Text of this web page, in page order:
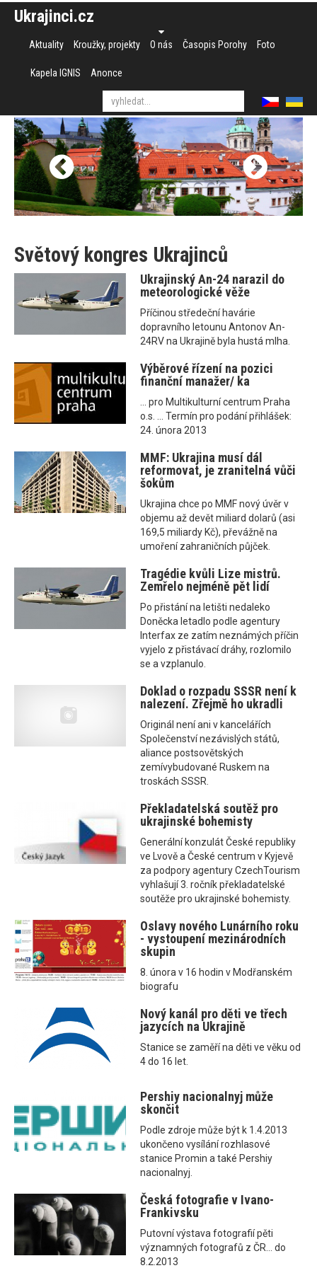
Ukrajinci.cz
Aktuality Kroužky, projekty O nás Časopis Porohy Foto
Kapela IGNIS Anonce
Světový kongres Ukrajinců
Ukrajinský An-24 narazil do
meteorologické věže
Příčinou středeční havárie
dopravního letounu Antonov An-
24RV na Ukrajině byla hustá mlha.
Výběrové řízení na pozici
finanční manažer/ ka
... pro Multikulturní centrum Praha
o.s. ... Termín pro podání přihlášek:
24. února 2013
MMF: Ukrajina musí dál
reformovat, je zranitelná vůči
šokům
Ukrajina chce po MMF nový úvěr v
objemu až devět miliard dolarů (asi
169,5 miliardy Kč), převážně na
umoření zahraničních půjček.
Tragédie kvůli Lize mistrů.
Zemřelo nejméně pět lidí
Po přistání na letišti nedaleko
Doněcka letadlo podle agentury
Interfax ze zatím neznámých příčin
vyjelo z přistávací dráhy, rozlomilo
se a vzplanulo.
Doklad o rozpadu SSSR není k
nalezení. Zřejmě ho ukradli
Originál není ani v kancelářích
Společenství nezávislých států,
aliance postsovětských
zemívybudované Ruskem na
troskách SSSR.
Překladatelská soutěž pro
ukrajinské bohemisty
Generální konzulát České republiky
ve Lvově a České centrum v Kyjevě
za podpory agentury CzechTourism
vyhlašují 3. ročník překladatelské
soutěže pro ukrajinské bohemisty.
Oslavy nového Lunárního roku
- vystoupení mezinárodních
skupin
8. února v 16 hodin v Modřanském
biografu
Nový kanál pro děti ve třech
jazycích na Ukrajině
Stanice se zaměří na děti ve věku od
4 do 16 let.
Pershiy nacionalnyj může
skončit
Podle zdroje může být k 1.4.2013
ukončeno vysílání rozhlasové
stanice Promin a také Pershiy
nacionalnyj.
Česká fotografie v Ivano-
Frankivsku
Putovní výstava fotografií pěti
významných fotografů z ČR... do
8.2.2013